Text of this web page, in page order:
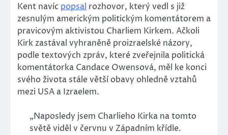
Kent navíc popsal rozhovor, který vedl s již
zesnulým americkým politickým komentátorem a
pravicovým aktivistou Charliem Kirkem. Ačkoli
Kirk zastával vyhraněně proizraelské názory,
podle textových zpráv, které zveřejnila politická
komentátorka Candace Owensová, měl ke konci
svého života stále větší obavy ohledně vztahů
mezi USA a Izraelem.
„Naposledy jsem Charlieho Kirka na tomto
světě viděl v červnu v Západním křídle.